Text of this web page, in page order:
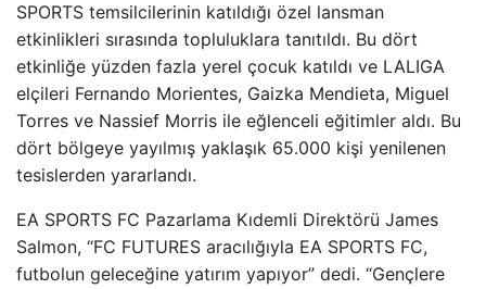
SPORTS temsilcilerinin katıldığı özel lansman
etkinlikleri sırasında topluluklara tanıtıldı. Bu dört
etkinliğe yüzden fazla yerel çocuk katıldı ve LALIGA
elçileri Fernando Morientes, Gaizka Mendieta, Miguel
Torres ve Nassief Morris ile eğlenceli eğitimler aldı. Bu
dört bölgeye yayılmış yaklaşık 65.000 kişi yenilenen
tesislerden yararlandı.
EA SPORTS FC Pazarlama Kıdemli Direktörü James
Salmon, “FC FUTURES aracılığıyla EA SPORTS FC,
futbolun geleceğine yatırım yapıyor” dedi. “Gençlere